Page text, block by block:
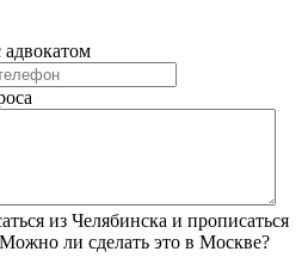
адвокатом
из Челябинска и прописаться
ли сделать это в Москве?